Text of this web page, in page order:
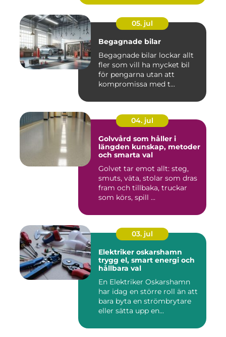
05. jul
Begagnade bilar
Begagnade bilar lockar allt
fler som vill ha mycket bil
för pengarna utan att
kompromissa med t...
04. jul
Golvvård som håller i
längden kunskap, metoder
och smarta val
Golvet tar emot allt: steg,
smuts, väta, stolar som dras
fram och tillbaka, truckar
som körs, spill ...
03. jul
Elektriker oskarshamn
trygg el, smart energi och
hållbara val
En Elektriker Oskarshamn
har idag en större roll än att
bara byta en strömbrytare
eller sätta upp en...